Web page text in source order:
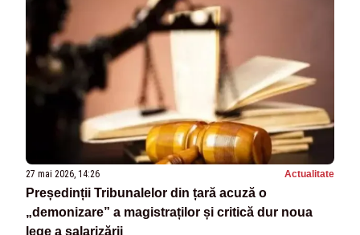
27 mai 2026, 14:26 Actualitate
Președinții Tribunalelor din țară acuză o
„demonizare” a magistraților și critică dur noua
lege a salarizării